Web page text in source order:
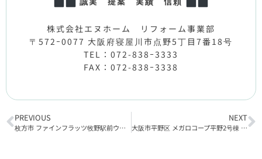
株式会社エヌホーム リフォーム事業部
〒572ｰ0077 大阪府寝屋川市点野5丁目7番18号
TEL：072-838ｰ3333
FAX：072-838ｰ3338
PREVIOUS
枚方市 ファインフラッツ牧野駅前ウエストプラザ リフォーム工事完了
NEXT
大阪市平野区 メガロコープ平野2号棟 リフォーム工事着工